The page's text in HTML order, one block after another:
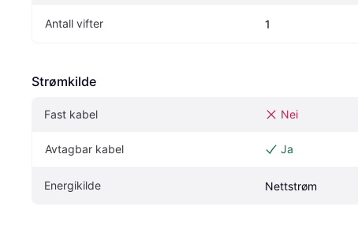
Antall vifter 1
Strømkilde
Fast kabel Nei
Avtagbar kabel Ja
Energikilde Nettstrøm